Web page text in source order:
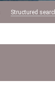
Structured